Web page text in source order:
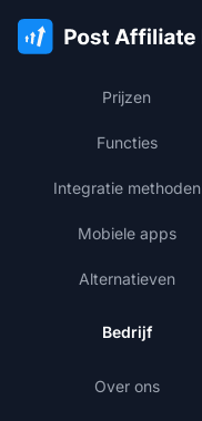
Prijzen
Functies
Integratie methoden
Mobiele apps
Alternatieven
Bedrijf
Over ons